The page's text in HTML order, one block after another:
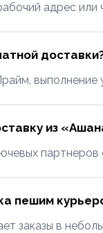
адрес или
выполнение
из
партнеров
пешим
заказы в